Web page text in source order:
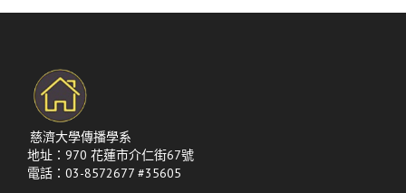
慈濟大學傳播學系
地址：970 花蓮市介仁街67號
電話：03-8572677 #35605